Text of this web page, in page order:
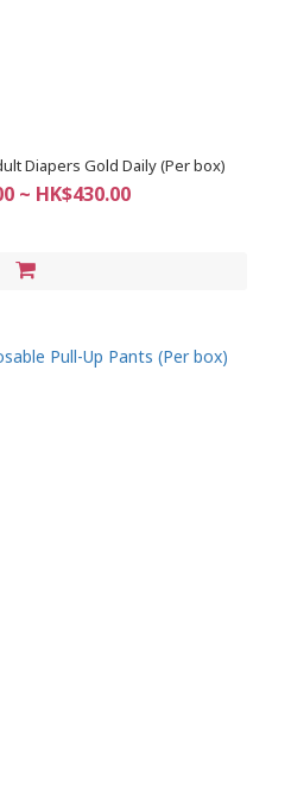
Diapers Gold Daily (Per box)
~ HK$430.00